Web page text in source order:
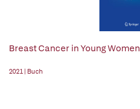
Breast Cancer in Young Women
2021 | Buch